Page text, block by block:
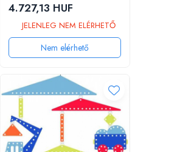
4.727,13 HUF
JELENLEG NEM ELÉRHETŐ
Nem elérhető